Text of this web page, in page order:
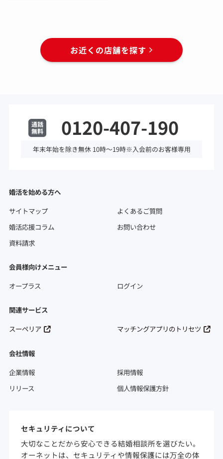
お近くの店舗を探す
0120-407-190
年末年始を除き無休 10時～19時※入会前のお客様専用
婚活を始める方へ
サイトマップ
よくあるご質問
婚活応援コラム
お問い合わせ
資料請求
会員様向けメニュー
オープラス
ログイン
関連サービス
スーペリア
マッチングアプリのトリセツ
会社情報
企業情報
採用情報
リリース
個人情報保護方針
セキュリティについて
大切なことだから安心できる結婚相談所を選びたい。
オーネットは、セキュリティや情報保護には万全の体